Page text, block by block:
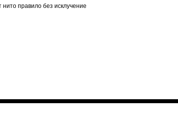
правило без исклучение